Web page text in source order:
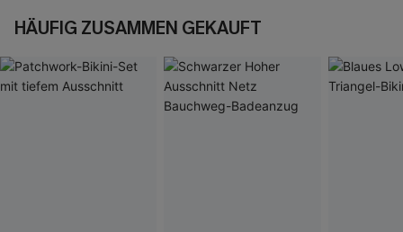
HÄUFIG ZUSAMMEN GEKAUFT